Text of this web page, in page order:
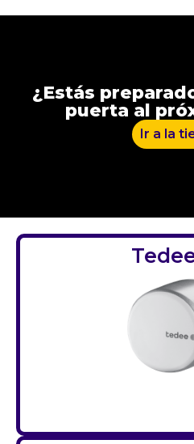
¿Estás
puerta al
Ir a la